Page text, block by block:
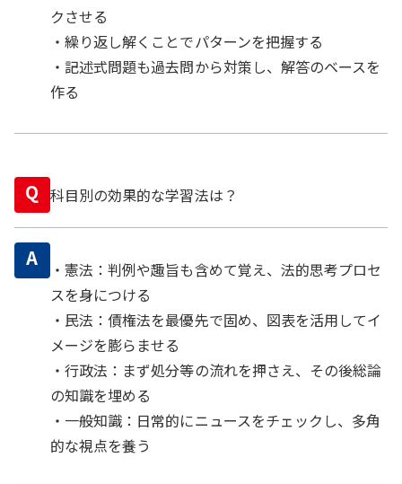
クさせる
・繰り返し解くことでパターンを把握する
・記述式問題も過去問から対策し、解答のベースを
作る
Q 科目別の効果的な学習法は？
A
・憲法：判例や趣旨も含めて覚え、法的思考プロセ
スを身につける
・民法：債権法を最優先で固め、図表を活用してイ
メージを膨らませる
・行政法：まず処分等の流れを押さえ、その後総論
の知識を埋める
・一般知識：日常的にニュースをチェックし、多角
的な視点を養う